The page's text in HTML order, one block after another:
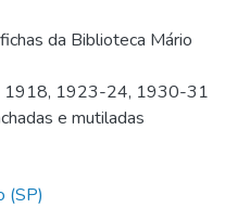
da Biblioteca Mário
1918, 1923-24, 1930-31
e mutiladas
(SP)